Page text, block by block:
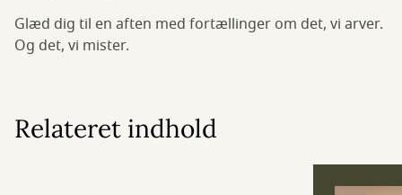
Glæd dig til en aften med fortællinger om det, vi arver.
Og det, vi mister.
Relateret indhold